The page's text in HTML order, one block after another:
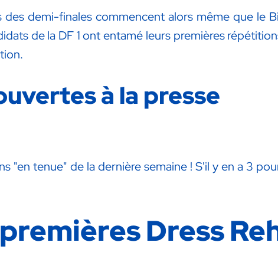
demi-finales commencent alors même que le
de la DF 1 ont entamé leurs premières
à la presse
"en tenue" de la dernière semaine ! S'il y en a 3
Dress